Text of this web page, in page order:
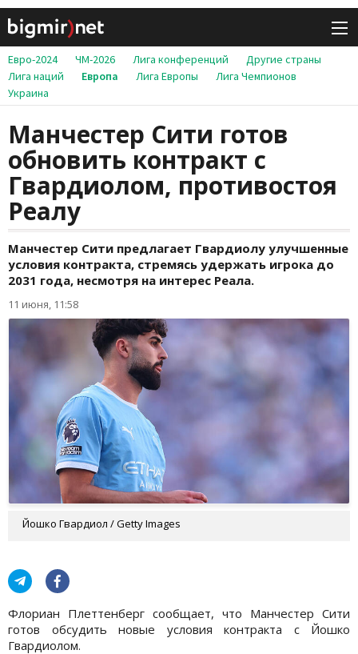
Евро-2024 ЧМ-2026 Лига конференций
Другие страны
Лига наций
Европа Лига Европы
Лига Чемпионов
Украина
Манчестер Сити готов
обновить контракт с
Гвардиолом, противостоя
Реалу
Манчестер Сити предлагает Гвардиолу улучшенные
условия контракта, стремясь удержать игрока до
2031 года, несмотря на интерес Реала.
11 июня, 11:58
Йошко Гвардиол / Getty Images
Флориан Плеттенберг сообщает, что Манчестер Сити
готов обсудить новые условия контракта с Йошко
Гвардиолом.